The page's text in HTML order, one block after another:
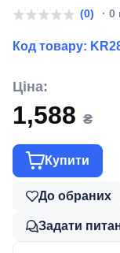
(0) · 0
Код товару:
Ціна:
1,588 ₴
Купити
До обраних
Задати